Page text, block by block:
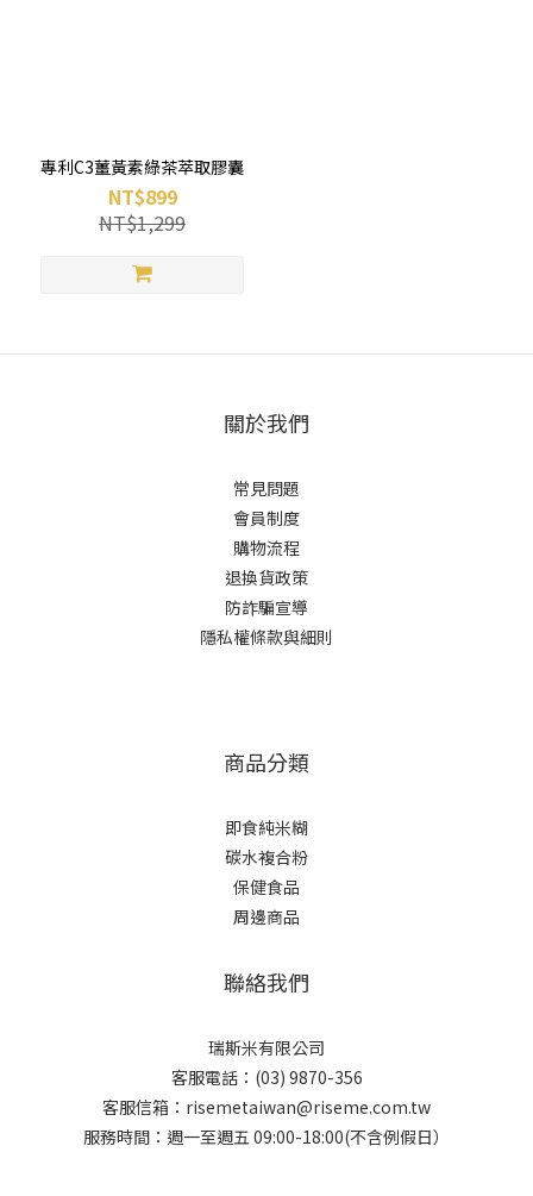
專利C3薑黃素綠茶萃取膠囊
NT$899
NT$1,299
關於我們
常見問題
會員制度
購物流程
退換貨政策
防詐騙宣導
隱私權條款與細則
商品分類
即食純米糊
碳水複合粉
保健食品
周邊商品
聯絡我們
瑞斯米有限公司
客服電話：(03) 9870-356
客服信箱：risemetaiwan@riseme.com.tw
服務時間：週一至週五 09:00-18:00(不含例假日）